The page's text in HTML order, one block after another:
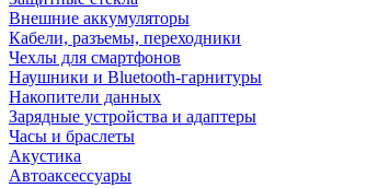
Внешние аккумуляторы
Кабели, разъемы, переходники
Чехлы для смартфонов
Наушники и Bluetooth-гарнитуры
Накопители данных
Зарядные устройства и адаптеры
Часы и браслеты
Акустика
Автоаксессуары